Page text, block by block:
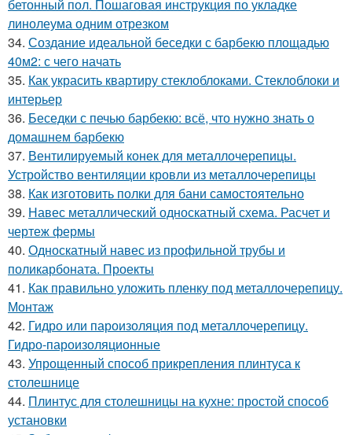
бетонный пол. Пошаговая инструкция по укладке
линолеума одним отрезком
34. Создание идеальной беседки с барбекю площадью
40м2: с чего начать
35. Как украсить квартиру стеклоблоками. Стеклоблоки и
интерьер
36. Беседки с печью барбекю: всё, что нужно знать о
домашнем барбекю
37. Вентилируемый конек для металлочерепицы.
Устройство вентиляции кровли из металлочерепицы
38. Как изготовить полки для бани самостоятельно
39. Навес металлический односкатный схема. Расчет и
чертеж фермы
40. Односкатный навес из профильной трубы и
поликарбоната. Проекты
41. Как правильно уложить пленку под металлочерепицу.
Монтаж
42. Гидро или пароизоляция под металлочерепицу.
Гидро-пароизоляционные
43. Упрощенный способ прикрепления плинтуса к
столешнице
44. Плинтус для столешницы на кухне: простой способ
установки